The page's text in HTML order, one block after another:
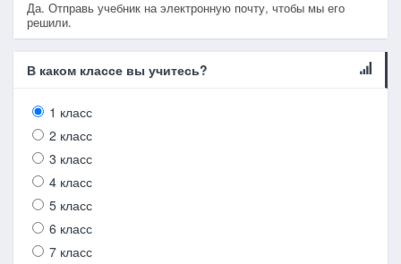
Да. Отправь учебник на электронную почту, чтобы мы его
решили.
В каком классе вы учитесь?
1 класс
2 класс
3 класс
4 класс
5 класс
6 класс
7 класс